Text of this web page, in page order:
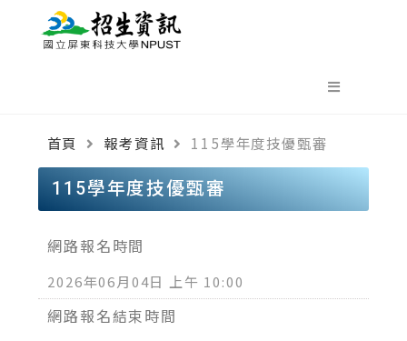
首頁 報考資訊 115學年度技優甄審
115學年度技優甄審
網路報名時間
2026年06月04日 上午 10:00
網路報名結束時間